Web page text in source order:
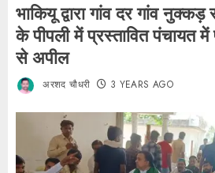
भाकियू द्वारा गांव दर गांव
के पीपली में प्रस्तावित पंचायत
से अपील
अरशद चौधरी 3 YEARS AGO